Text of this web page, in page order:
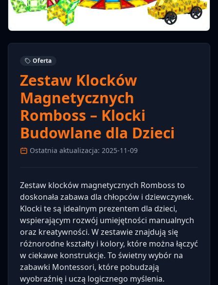
Oferta
Zestaw Klocków
Magnetycznych
Romboss – Klocki
Budowlane dla Dzieci
Ostatnia aktualizacja: 2025-11-09
Zestaw klocków magnetycznych Romboss to
doskonała zabawa dla chłopców i dziewczynek.
Klocki te są idealnym prezentem dla dzieci,
wspierającym rozwój umiejętności manualnych
oraz kreatywności. W zestawie znajdują się
różnorodne kształty i kolory, które można łączyć
w ciekawe konstrukcje. To świetny wybór na
zabawki Montessori, które pobudzają
wyobraźnię i uczą logicznego myślenia.